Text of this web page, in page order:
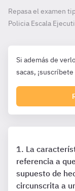
Repasa el examen
Policia Escala
Si además de
sacas,
La
referencia a
supuesto de
circunscrita a